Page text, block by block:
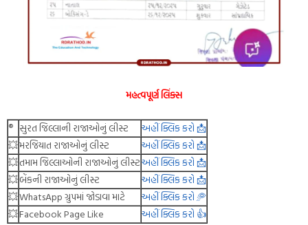
મહત્વપૂર્ણ લિંક્સ
®️ સુરત જિલ્લાની રાજાઓનું લીસ્ટ
અહીં ક્લિક કરો 📩
💥મરજિયાત રાજાઓનું લીસ્ટ
અહીં ક્લિક કરો 📩
💥તમામ જિલ્લાઓની રાજાઓનું લીસ્ટઅહીં ક્લિક કરો 📩
💥બેંકની રાજાઓનું લીસ્ટ
અહીં ક્લિક કરો 📩
💥WhatsApp ગ્રુપમાં જોડાવા માટે
અહીં ક્લિક કરો 🥏
💥Facebook Page Like અહીં ક્લિક કરો 👍